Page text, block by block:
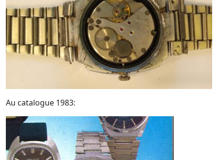
Au catalogue 1983: